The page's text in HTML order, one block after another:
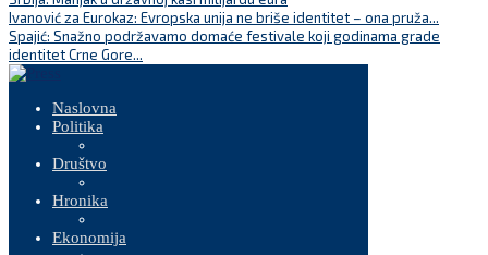
Ivanović za Eurokaz: Evropska unija ne briše identitet – ona pruža...
Spajić: Snažno podržavamo domaće festivale koji godinama grade
identitet Crne Gore...
Naslovna
Politika
Društvo
Hronika
Ekonomija